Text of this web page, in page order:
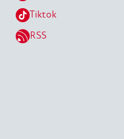
Tiktok
RSS